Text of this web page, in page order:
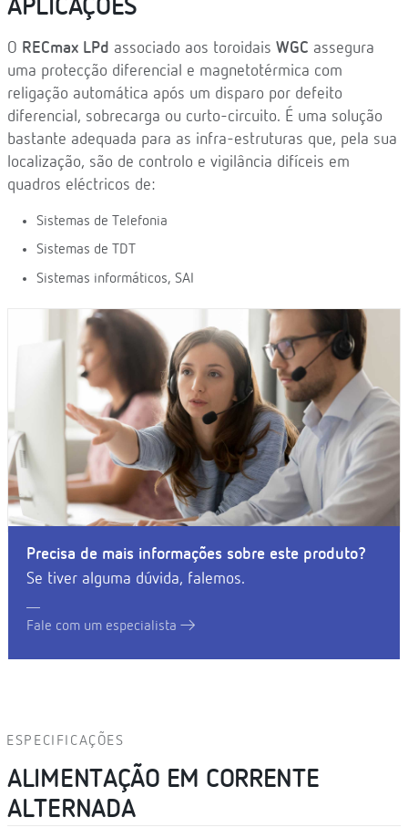
APLICAÇÕES
O RECmax LPd associado aos toroidais WGC assegura
uma protecção diferencial e magnetotérmica com
religação automática após um disparo por defeito
diferencial, sobrecarga ou curto-circuito. É uma solução
bastante adequada para as infra-estruturas que, pela sua
localização, são de controlo e vigilância difíceis em
quadros eléctricos de:
Sistemas de Telefonia
Sistemas de TDT
Sistemas informáticos, SAI
Precisa de mais informações sobre este produto?
Se tiver alguma dúvida, falemos.
Fale com um especialista
ESPECIFICAÇÕES
ALIMENTAÇÃO EM CORRENTE
ALTERNADA